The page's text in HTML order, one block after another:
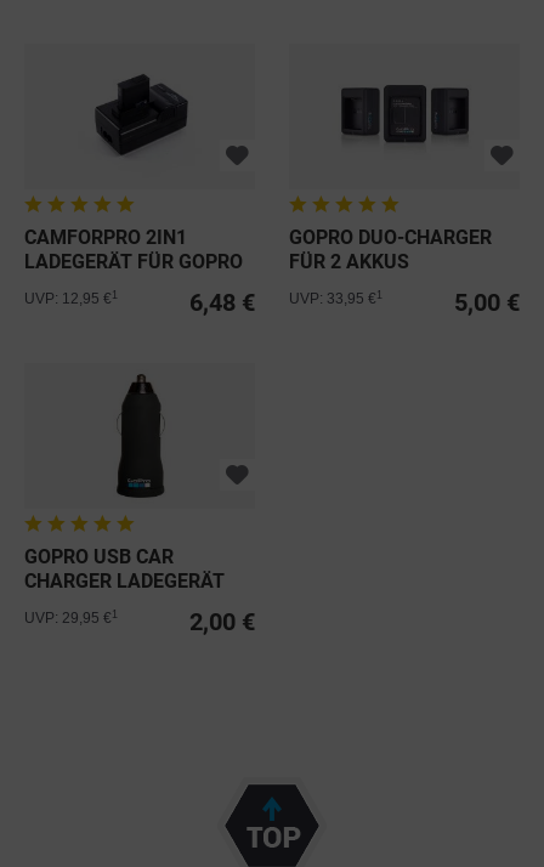
CAMFORPRO 2IN1
LADEGERÄT FÜR GOPRO
6,48 €
UVP: 12,95 €
GOPRO DUO-CHARGER
FÜR 2 AKKUS
5,00 €
UVP: 33,95 €
GOPRO USB CAR
CHARGER LADEGERÄT
2,00 €
UVP: 29,95 €